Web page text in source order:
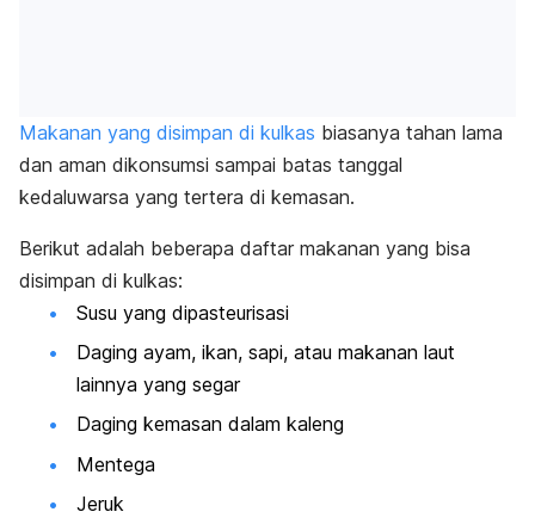
Makanan yang disimpan di kulkas biasanya tahan lama
dan aman dikonsumsi sampai batas tanggal
kedaluwarsa yang tertera di kemasan.
Berikut adalah beberapa daftar makanan yang bisa
disimpan di kulkas:
Susu yang dipasteurisasi
Daging ayam, ikan, sapi, atau makanan laut
lainnya yang segar
Daging kemasan dalam kaleng
Mentega
Jeruk